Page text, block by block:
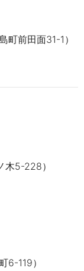
前田面31-1）
木5-228）
119）